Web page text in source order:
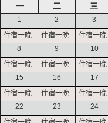
一 二 三
1 2 3
8 9 10
15 16 17
22 23 24